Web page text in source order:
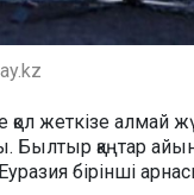
қол жеткізе алмай
Былтыр қаңтар
бірінші